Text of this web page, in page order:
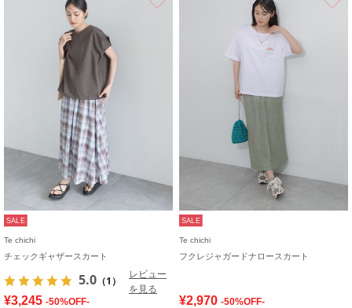
SALE
Te chichi
チェックギャザースカート
5.0 （1）
レビュー
を見る
¥3,245 -50%OFF-
SALE
Te chichi
フクレジャガードナロースカート
¥2,970 -50%OFF-